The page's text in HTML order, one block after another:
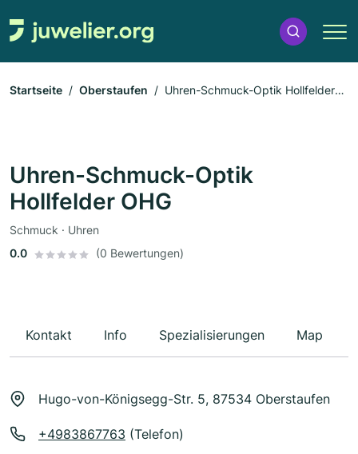
Startseite Oberstaufen
Uhren-Schmuck-Optik Hollfelder
Uhren-Schmuck-Optik
Hollfelder OHG
Schmuck · Uhren
0.0
(0 Bewertungen)
Kontakt Info Spezialisierungen Map
Hugo-von-Königsegg-Str. 5, 87534 Oberstaufen
+4983867763 (Telefon)